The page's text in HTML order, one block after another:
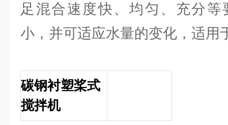
足混合速度快、均匀、充分
小，并可适应水量的变化，适用
碳钢衬塑桨式
搅拌机